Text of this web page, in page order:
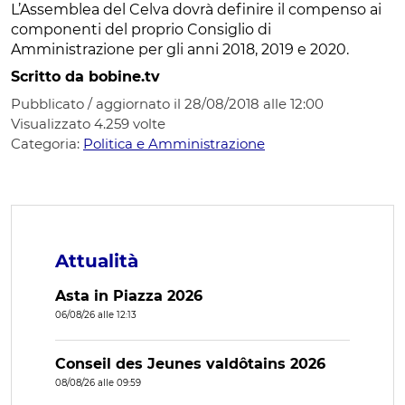
L’Assemblea del Celva dovrà definire il compenso ai
componenti del proprio Consiglio di
Amministrazione per gli anni 2018, 2019 e 2020.
Scritto da bobine.tv
Pubblicato / aggiornato il 28/08/2018 alle 12:00
Visualizzato 4.259 volte
Categoria: Politica e Amministrazione
Attualità
Asta in Piazza 2026
06/08/26 alle 12:13
Conseil des Jeunes valdôtains 2026
08/08/26 alle 09:59